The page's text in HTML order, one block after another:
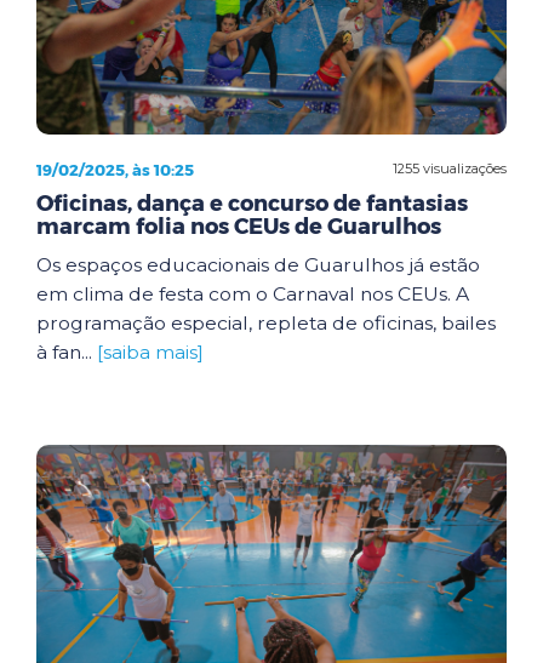
1255 visualizações
19/02/2025, às 10:25
Oficinas, dança e concurso de fantasias
marcam folia nos CEUs de Guarulhos
Os espaços educacionais de Guarulhos já estão
em clima de festa com o Carnaval nos CEUs. A
programação especial, repleta de oficinas, bailes
à fan... [saiba mais]